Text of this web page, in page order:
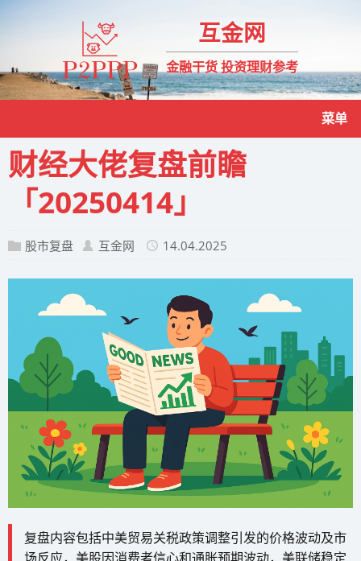
互金网
金融干货 投资理财参考
菜单
财经大佬复盘前瞻
「20250414」
股市复盘 互金网 14.04.2025
复盘内容包括中美贸易关税政策调整引发的价格波动及市